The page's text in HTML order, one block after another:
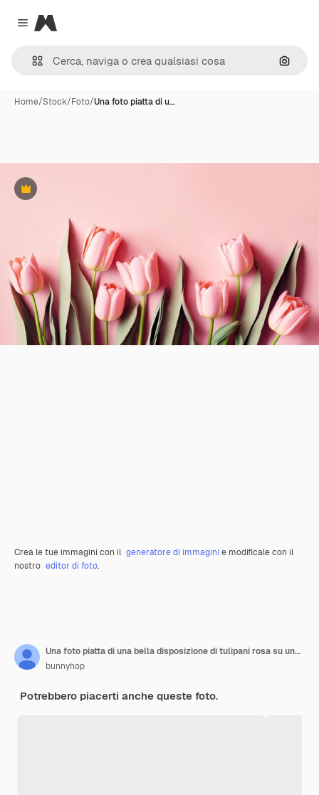
Close menu
Magnific
Cerca
Home/Stock/Foto/Una foto piatta di u…
Premium
Crea le tue immagini con il generatore di immagini e modificale con il
nostro editor di foto.
Una foto piatta di una bella disposizione di tulipani rosa su uno sfondo rosa, perfetta per uno speciale
bunnyhop
Potrebbero piacerti anche queste foto.